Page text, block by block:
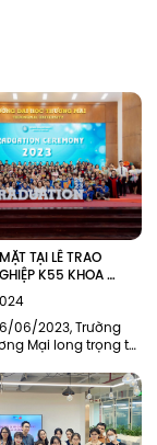
TẠI LỄ TRAO
K55 KHOA
ĐẠI HỌC
06/2023, Trường
Mại long trọng tổ
bằng tốt nghiệp cho
và khóa cũ tại hội
vinh dự khi
dự buổi lễ.